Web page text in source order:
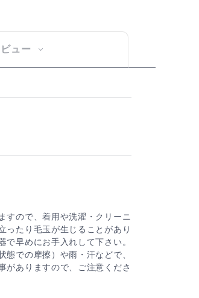
ュー
すので、着用や洗濯・クリーニ
ったり毛玉が生じることがあり
で早めにお手入れして下さい。
態での摩擦）や雨・汗などで、
がありますので、ご注意くださ